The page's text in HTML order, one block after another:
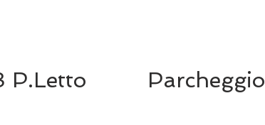
P.Letto Parcheggio